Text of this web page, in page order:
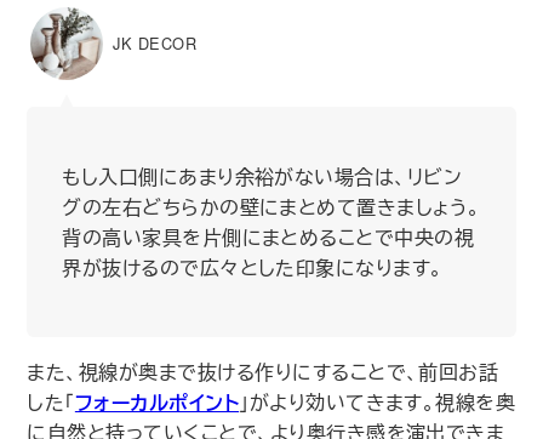
JK DECOR
もし入口側にあまり余裕がない場合は、リビン
グの左右どちらかの壁にまとめて置きましょう。
背の高い家具を片側にまとめることで中央の視
界が抜けるので広々とした印象になります。
また、視線が奥まで抜ける作りにすることで、前回お話
した｢フォーカルポイント｣がより効いてきます。視線を奥
に自然と持っていくことで、より奥行き感を演出できま